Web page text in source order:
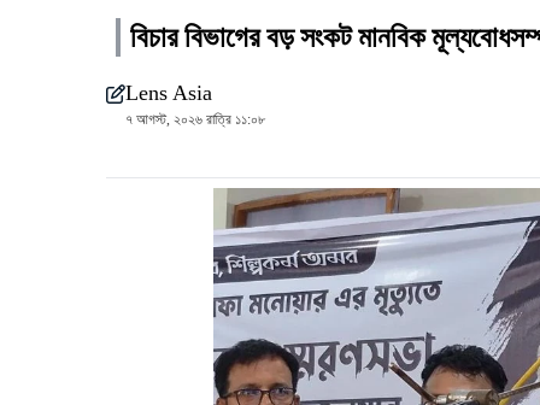
বিচার বিভাগের বড় সংকট মানবিক
Lens Asia
৭ আগস্ট, ২০২৬ রাত্রি ১১:০৮